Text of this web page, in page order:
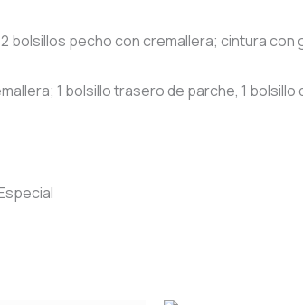
bolsillos pecho con cremallera; cintura con
1 bolsillo trasero de parche, 1